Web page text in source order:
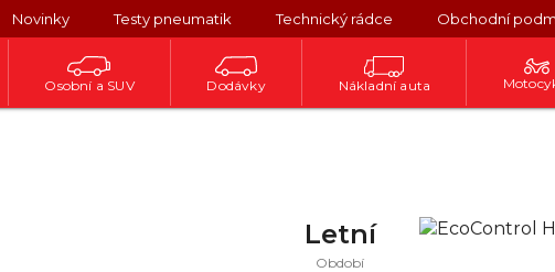
Novinky Testy pneumatik Technický rádce Obchodní
Osobní a SUV Dodávky Nákladní auta
Letní
Období